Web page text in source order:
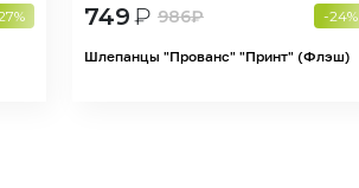
749₽ 986₽ -24%
Шлепанцы "Прованс" "Принт" (Флэш)